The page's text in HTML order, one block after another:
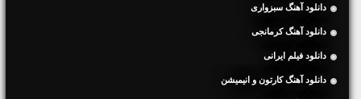
دانلود آهنگ سبزواری
دانلود آهنگ کرمانجی
دانلود فیلم ایرانی
دانلود آهنگ کارتون و انیمیشن